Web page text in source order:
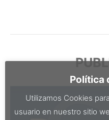
Política
Utilizamos Cookies
usuario en nuestro sitio